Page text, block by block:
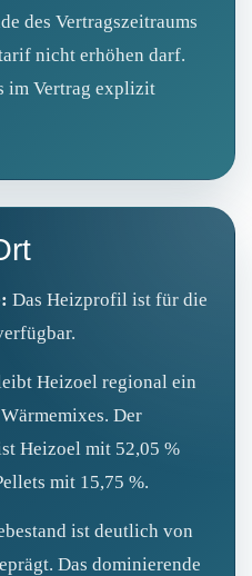
des Vertragszeitraums
nicht erhöhen darf.
im Vertrag explizit
Das Heizprofil ist für die
Heizoel regional ein
Der
Heizoel mit 52,05 %
mit 15,75 %.
ist deutlich von
Das dominierende